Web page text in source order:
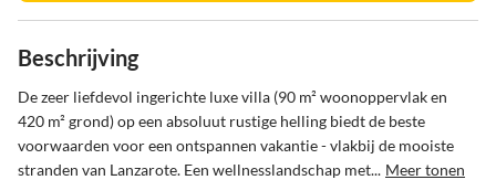
Beschrijving
De zeer liefdevol ingerichte luxe villa (90 m² woonoppervlak en
420 m² grond) op een absoluut rustige helling biedt de beste
voorwaarden voor een ontspannen vakantie - vlakbij de mooiste
stranden van Lanzarote. Een wellnesslandschap met... Meer tonen